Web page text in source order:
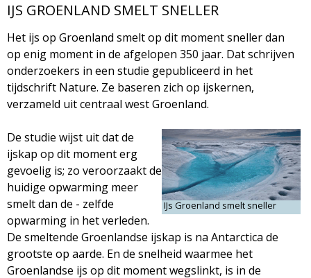
r
M
a
g
a
z
i
n
IJS GROENLAND SMELT SNELLER
Het ijs op Groenland smelt op dit moment sneller dan
op enig moment in de afgelopen 350 jaar. Dat schrijven
onderzoekers in een studie gepubliceerd in het
tijdschrift Nature. Ze baseren zich op ijskernen,
verzameld uit centraal west Groenland.
IJs Groenland smelt sneller
De studie wijst uit dat de
ijskap op dit moment erg
gevoelig is; zo veroorzaakt de
huidige opwarming meer
smelt dan de - zelfde
opwarming in het verleden.
De smeltende Groenlandse ijskap is na Antarctica de
grootste op aarde. En de snelheid waarmee het
Groenlandse ijs op dit moment wegslinkt, is in de